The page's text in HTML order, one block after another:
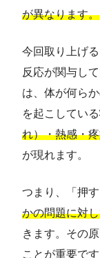
が異なります。
今回取り上げ
反応が関与し
は、体が何ら
を起こしてい
れ）・熱感・
が現れます。
つまり、「押
かの問題に対
きます。その
ことが重要です